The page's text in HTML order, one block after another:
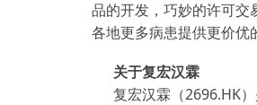
品的开发，巧妙的许可交
各地更多病患提供更价优
关于复宏汉霖
复宏汉霖（2696.HK